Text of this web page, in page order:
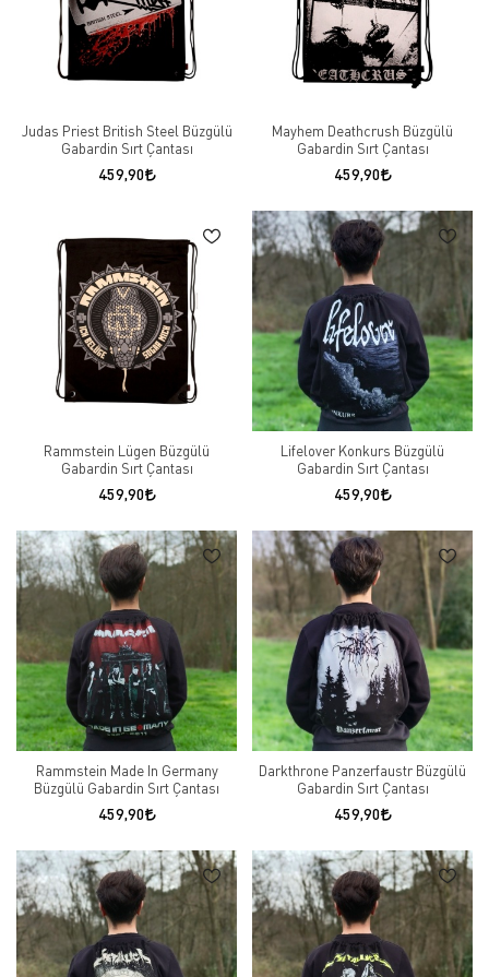
Judas Priest British Steel Büzgülü
Gabardin Sırt Çantası
459,90
Mayhem Deathcrush Büzgülü
Gabardin Sırt Çantası
459,90
Rammstein Lügen Büzgülü
Gabardin Sırt Çantası
459,90
Lifelover Konkurs Büzgülü
Gabardin Sırt Çantası
459,90
Rammstein Made In Germany
Büzgülü Gabardin Sırt Çantası
459,90
Darkthrone Panzerfaustr Büzgülü
Gabardin Sırt Çantası
459,90